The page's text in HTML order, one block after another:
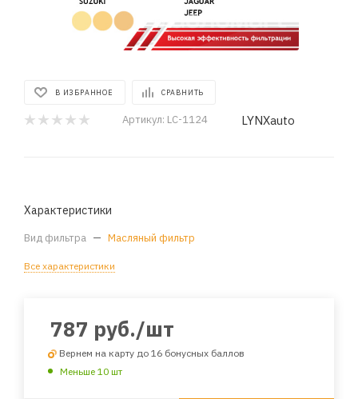
В ИЗБРАННОЕ СРАВНИТЬ
Артикул: LC-1124 LYNXauto
Характеристики
Вид фильтра — Масляный фильтр
Все характеристики
787 руб./шт
Вернем на карту до 16 бонусных баллов
Меньше 10 шт